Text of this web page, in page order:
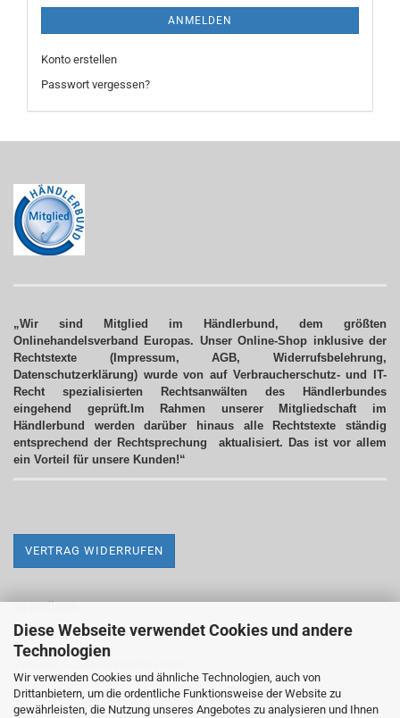
Diese Webseite verwendet Cookies und andere
Technologien
Wir verwenden Cookies und ähnliche Technologien, auch von
Drittanbietern, um die ordentliche Funktionsweise der Website zu
gewährleisten, die Nutzung unseres Angebotes zu analysieren und Ihnen
ANMELDEN
Konto erstellen
Passwort vergessen?
„Wir sind Mitglied im Händlerbund, dem größten
Onlinehandelsverband Europas. Unser Online-Shop inklusive der
Rechtstexte (Impressum, AGB, Widerrufsbelehrung,
Datenschutzerklärung) wurde von auf Verbraucherschutz- und IT-
Recht spezialisierten Rechtsanwälten des Händlerbundes
eingehend geprüft.Im Rahmen unserer Mitgliedschaft im
Händlerbund werden darüber hinaus alle Rechtstexte ständig
entsprechend der Rechtsprechung aktualisiert. Das ist vor allem
ein Vorteil für unsere Kunden!“
VERTRAG WIDERRUFEN
Impressum
Versand- & Zahlungsbedingungen
Widerrufsrecht & Widerrufsformular